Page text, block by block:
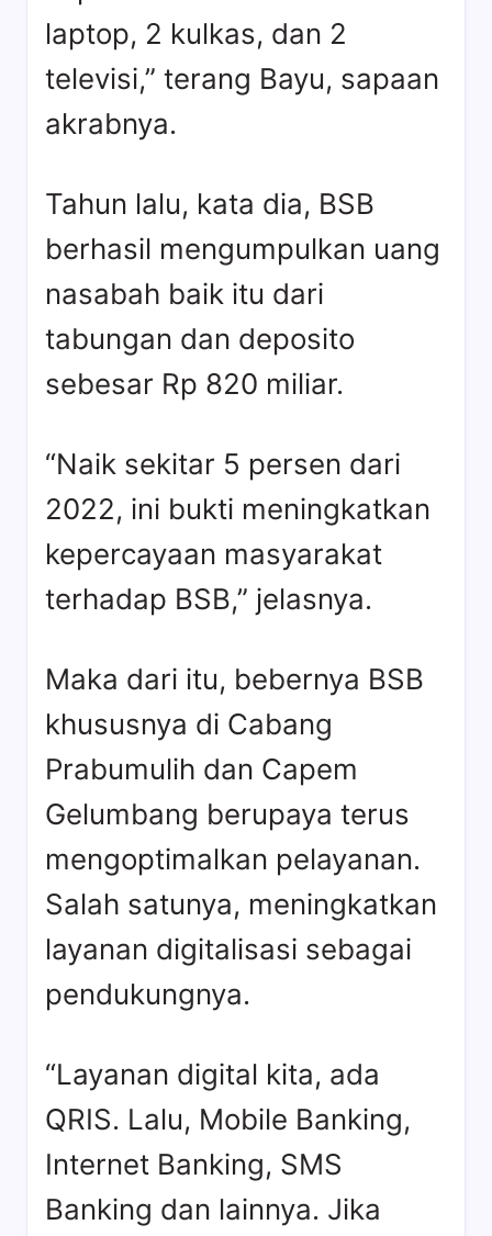
laptop, 2 kulkas, dan 2
televisi,” terang Bayu, sapaan
akrabnya.
Tahun lalu, kata dia, BSB
berhasil mengumpulkan uang
nasabah baik itu dari
tabungan dan deposito
sebesar Rp 820 miliar.
“Naik sekitar 5 persen dari
2022, ini bukti meningkatkan
kepercayaan masyarakat
terhadap BSB,” jelasnya.
Maka dari itu, bebernya BSB
khususnya di Cabang
Prabumulih dan Capem
Gelumbang berupaya terus
mengoptimalkan pelayanan.
Salah satunya, meningkatkan
layanan digitalisasi sebagai
pendukungnya.
“Layanan digital kita, ada
QRIS. Lalu, Mobile Banking,
Internet Banking, SMS
Banking dan lainnya. Jika